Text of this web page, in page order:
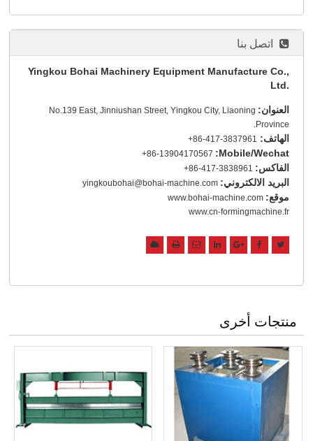
اتصل بنا
Yingkou Bohai Machinery Equipment Manufacture Co.,
Ltd.
العنوان: No.139 East, Jinniushan Street, Yingkou City, Liaoning
Province.
الهاتف: +86-417-3837961
Mobile/Wechat:
+86-13904170567
الفاكس: +86-417-3838961
البريد الالكتروني: yingkoubohai@bohai-machine.com
موقع: www.bohai-machine.com
www.cn-formingmachine.fr
منتجات أخرى